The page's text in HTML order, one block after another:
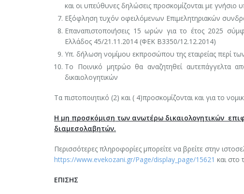
και οι υπεύθυνες δηλώσεις προσκομίζονται με γνήσιο
Εξόφληση τυχόν οφειλόμενων Επιμελητηριακών
Επαναπιστοποιήσεις 15 ωρών για το έτος 2025
Ελλάδος 45/21.11.2014 (ΦΕΚ Β3350/12.12.2014)
Υπ. δήλωση νομίμου εκπροσώπου της εταιρείας περί
Το Ποινικό μητρώο θα αναζητηθεί αυτεπάγγελτα
δικαιολογητικών
Τα πιστοποιητικό (2) και ( 4)προσκομίζονται και για το
Η μη προσκόμιση των ανωτέρω δικαιολογητικών
διαμεσολαβητών.
Περισσότερες πληροφορίες μπορείτε να βρείτε στην
https://www.evekozani.gr/Page/display_page/15621 και στο
ΕΠΙΣΗΣ